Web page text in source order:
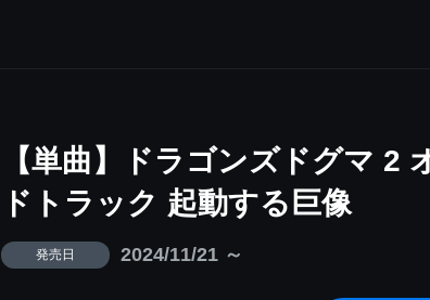
【単曲】ドラゴンズドグマ 2
ドトラック 起動する巨像
発売日 2024/11/21 ～